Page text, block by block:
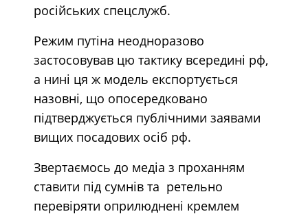
російських спецслужб.
Режим путіна неодноразово
застосовував цю тактику всередині рф,
а нині ця ж модель експортується
назовні, що опосередковано
підтверджується публічними заявами
вищих посадових осіб рф.
Звертаємось до медіа з проханням
ставити під сумнів та ретельно
перевіряти оприлюднені кремлем